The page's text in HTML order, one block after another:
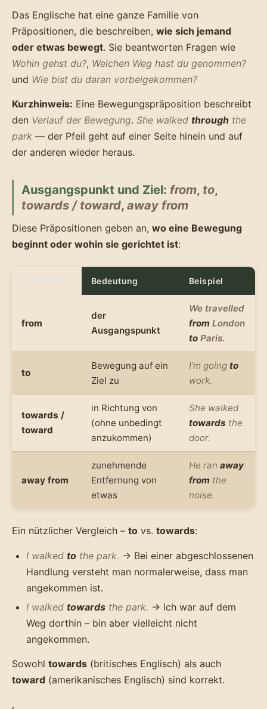
Das Englische hat eine ganze Familie von
Präpositionen, die beschreiben, wie sich jemand
oder etwas bewegt. Sie beantworten Fragen wie
Wohin gehst du?, Welchen Weg hast du genommen?
und Wie bist du daran vorbeigekommen?
Kurzhinweis: Eine Bewegungspräposition beschreibt
den Verlauf der Bewegung. She walked through the
park — der Pfeil geht auf einer Seite hinein und auf
der anderen wieder heraus.
Ausgangspunkt und Ziel: from, to,
towards / toward, away from
Diese Präpositionen geben an, wo eine Bewegung
beginnt oder wohin sie gerichtet ist:
Bedeutung Beispiel
from
der
Ausgangspunkt
We travelled
from London
to Paris.
to
Bewegung auf ein
Ziel zu
I'm going to
work.
towards /
toward
in Richtung von
(ohne unbedingt
anzukommen)
She walked
towards the
door.
away from
zunehmende
Entfernung von
etwas
He ran away
from the
noise.
Ein nützlicher Vergleich – to vs. towards:
I walked to the park. → Bei einer abgeschlossenen
Handlung versteht man normalerweise, dass man
angekommen ist.
I walked towards the park. → Ich war auf dem
Weg dorthin – bin aber vielleicht nicht
angekommen.
Sowohl towards (britisches Englisch) als auch
toward (amerikanisches Englisch) sind korrekt.